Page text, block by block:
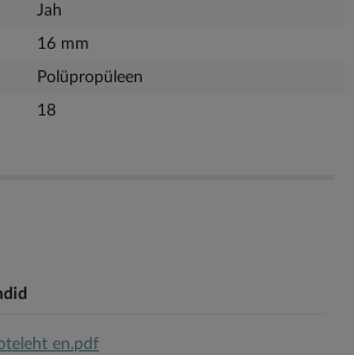
Jah
16 mm
Polüpropüleen
18
en.pdf